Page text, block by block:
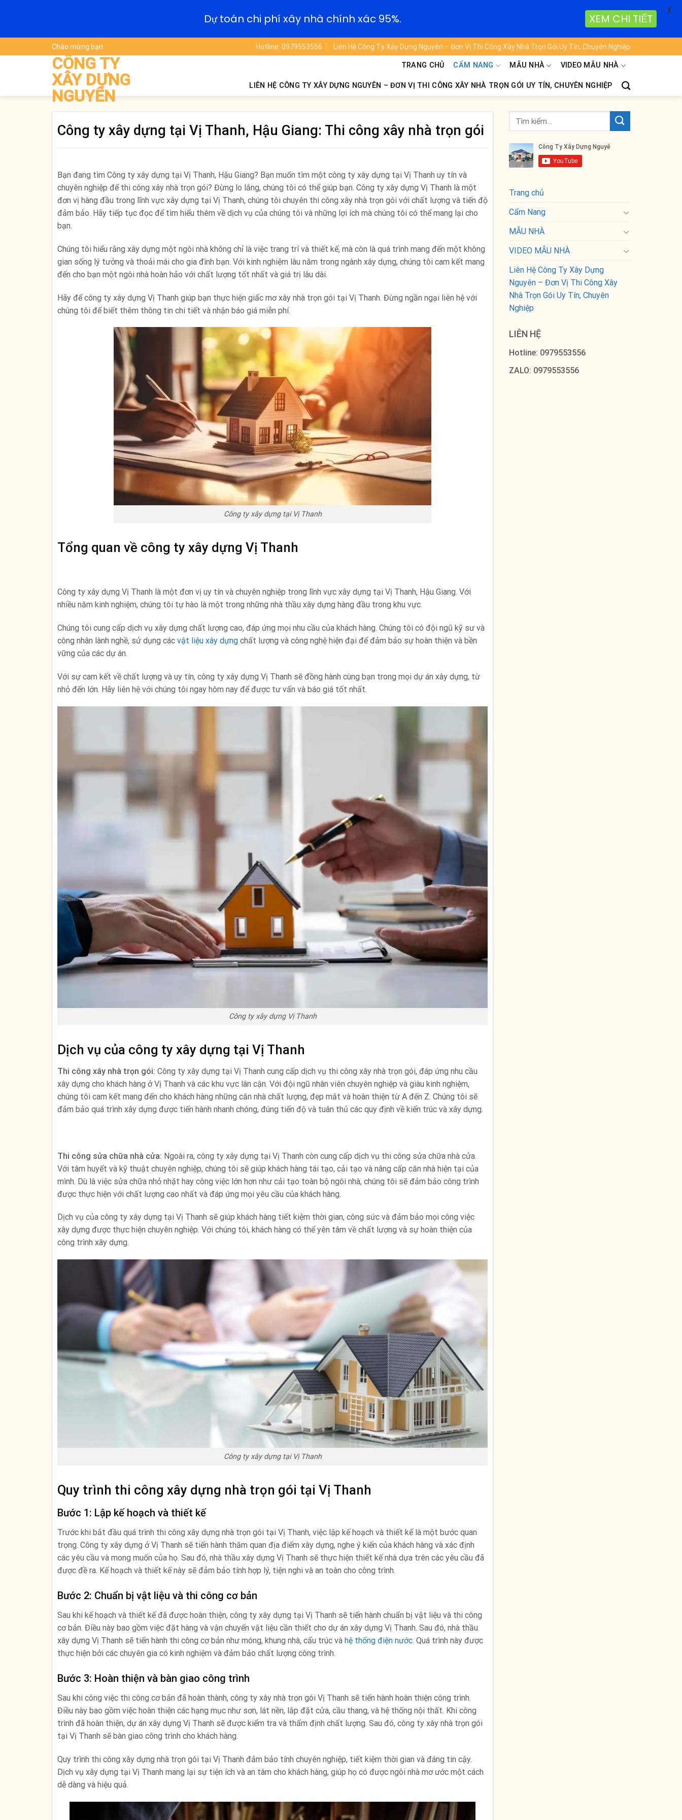
to
Chào mừng bạn Hotline: 0979553556 Liên Hệ Công Ty Xây Dựng Nguyên – Đơn Vị Thi Công Xây Nhà Trọn Gói Uy Tín, Chuyên Nghiệp
CÔNG TY
XÂY DỰNG
NGUYÊN
TRANG CHỦ CẨM NANG MẪU NHÀ VIDEO MẪU NHÀ
LIÊN HỆ CÔNG TY XÂY DỰNG NGUYÊN – ĐƠN VỊ THI CÔNG XÂY NHÀ TRỌN GÓI UY TÍN, CHUYÊN NGHIỆP
Công ty xây dựng tại Vị Thanh, Hậu Giang: Thi công xây nhà trọn gói
Bạn đang tìm Công ty xây dựng tại Vị Thanh, Hậu Giang? Bạn muốn tìm một công ty xây dựng tại Vị Thanh uy tín và
chuyên nghiệp để thi công xây nhà trọn gói? Đừng lo lắng, chúng tôi có thể giúp bạn. Công ty xây dựng Vị Thanh là một
đơn vị hàng đầu trong lĩnh vực xây dựng tại Vị Thanh, chúng tôi chuyên thi công xây nhà trọn gói với chất lượng và tiến độ
đảm bảo. Hãy tiếp tục đọc để tìm hiểu thêm về dịch vụ của chúng tôi và những lợi ích mà chúng tôi có thể mang lại cho
bạn.
Chúng tôi hiểu rằng xây dựng một ngôi nhà không chỉ là việc trang trí và thiết kế, mà còn là quá trình mang đến một không
gian sống lý tưởng và thoải mái cho gia đình bạn. Với kinh nghiệm lâu năm trong ngành xây dựng, chúng tôi cam kết mang
đến cho bạn một ngôi nhà hoàn hảo với chất lượng tốt nhất và giá trị lâu dài.
Hãy để công ty xây dựng Vị Thanh giúp bạn thực hiện giấc mơ xây nhà trọn gói tại Vị Thanh. Đừng ngần ngại liên hệ với
chúng tôi để biết thêm thông tin chi tiết và nhận báo giá miễn phí.
Công ty xây dựng tại Vị Thanh
Tổng quan về công ty xây dựng Vị Thanh
Công ty xây dựng Vị Thanh là một đơn vị uy tín và chuyên nghiệp trong lĩnh vực xây dựng tại Vị Thanh, Hậu Giang. Với
nhiều năm kinh nghiệm, chúng tôi tự hào là một trong những nhà thầu xây dựng hàng đầu trong khu vực.
Chúng tôi cung cấp dịch vụ xây dựng chất lượng cao, đáp ứng mọi nhu cầu của khách hàng. Chúng tôi có đội ngũ kỹ sư và
công nhân lành nghề, sử dụng các vật liệu xây dựng chất lượng và công nghệ hiện đại để đảm bảo sự hoàn thiện và bền
vững của các dự án.
Với sự cam kết về chất lượng và uy tín, công ty xây dựng Vị Thanh sẽ đồng hành cùng bạn trong mọi dự án xây dựng, từ
nhỏ đến lớn. Hãy liên hệ với chúng tôi ngay hôm nay để được tư vấn và báo giá tốt nhất.
Công ty xây dựng Vị Thanh
Dịch vụ của công ty xây dựng tại Vị Thanh
Thi công xây nhà trọn gói: Công ty xây dựng tại Vị Thanh cung cấp dịch vụ thi công xây nhà trọn gói, đáp ứng nhu cầu
xây dựng cho khách hàng ở Vị Thanh và các khu vực lân cận. Với đội ngũ nhân viên chuyên nghiệp và giàu kinh nghiệm,
chúng tôi cam kết mang đến cho khách hàng những căn nhà chất lượng, đẹp mắt và hoàn thiện từ A đến Z. Chúng tôi sẽ
đảm bảo quá trình xây dựng được tiến hành nhanh chóng, đúng tiến độ và tuân thủ các quy định về kiến trúc và xây dựng.
Thi công sửa chữa nhà cửa: Ngoài ra, công ty xây dựng tại Vị Thanh còn cung cấp dịch vụ thi công sửa chữa nhà cửa.
Với tâm huyết và kỹ thuật chuyên nghiệp, chúng tôi sẽ giúp khách hàng tái tạo, cải tạo và nâng cấp căn nhà hiện tại của
mình. Dù là việc sửa chữa nhỏ nhặt hay công việc lớn hơn như cải tạo toàn bộ ngôi nhà, chúng tôi sẽ đảm bảo công trình
được thực hiện với chất lượng cao nhất và đáp ứng mọi yêu cầu của khách hàng.
Dịch vụ của công ty xây dựng tại Vị Thanh sẽ giúp khách hàng tiết kiệm thời gian, công sức và đảm bảo mọi công việc
xây dựng được thực hiện chuyên nghiệp. Với chúng tôi, khách hàng có thể yên tâm về chất lượng và sự hoàn thiện của
công trình xây dựng.
Công ty xây dựng tại Vị Thanh
Quy trình thi công xây dựng nhà trọn gói tại Vị Thanh
Bước 1: Lập kế hoạch và thiết kế
Trước khi bắt đầu quá trình thi công xây dựng nhà trọn gói tại Vị Thanh, việc lập kế hoạch và thiết kế là một bước quan
trọng. Công ty xây dựng ở Vị Thanh sẽ tiến hành thăm quan địa điểm xây dựng, nghe ý kiến của khách hàng và xác định
các yêu cầu và mong muốn của họ. Sau đó, nhà thầu xây dựng Vị Thanh sẽ thực hiện thiết kế nhà dựa trên các yêu cầu đã
được đề ra. Kế hoạch và thiết kế này sẽ đảm bảo tính hợp lý, tiện nghi và an toàn cho công trình.
Bước 2: Chuẩn bị vật liệu và thi công cơ bản
Sau khi kế hoạch và thiết kế đã được hoàn thiện, công ty xây dựng tại Vị Thanh sẽ tiến hành chuẩn bị vật liệu và thi công
cơ bản. Điều này bao gồm việc đặt hàng và vận chuyển vật liệu cần thiết cho dự án xây dựng Vị Thanh. Sau đó, nhà thầu
xây dựng Vị Thanh sẽ tiến hành thi công cơ bản như móng, khung nhà, cấu trúc và hệ thống điện nước. Quá trình này được
thực hiện bởi các chuyên gia có kinh nghiệm và đảm bảo chất lượng công trình.
Bước 3: Hoàn thiện và bàn giao công trình
Sau khi công việc thi công cơ bản đã hoàn thành, công ty xây nhà trọn gói Vị Thanh sẽ tiến hành hoàn thiện công trình.
Điều này bao gồm việc hoàn thiện các hạng mục như sơn, lát nền, lắp đặt cửa, cầu thang, và hệ thống nội thất. Khi công
trình đã hoàn thiện, dự án xây dựng Vị Thanh sẽ được kiểm tra và thẩm định chất lượng. Sau đó, công ty xây nhà trọn gói
tại Vị Thanh sẽ bàn giao công trình cho khách hàng.
Quy trình thi công xây dựng nhà trọn gói tại Vị Thanh đảm bảo tính chuyên nghiệp, tiết kiệm thời gian và đáng tin cậy.
Dịch vụ xây dựng tại Vị Thanh mang lại sự tiện ích và an tâm cho khách hàng, giúp họ có được ngôi nhà mơ ước một cách
dễ dàng và hiệu quả.
Trang chủ
Cẩm Nang
MẪU NHÀ
VIDEO MẪU NHÀ
Liên Hệ Công Ty Xây Dựng
Nguyên – Đơn Vị Thi Công Xây
Nhà Trọn Gói Uy Tín, Chuyên
Nghiệp
LIÊN HỆ
Hotline: 0979553556
ZALO: 0979553556
Dự toán chi phí xây nhà chính xác 95%. XEM CHI TIẾT
X